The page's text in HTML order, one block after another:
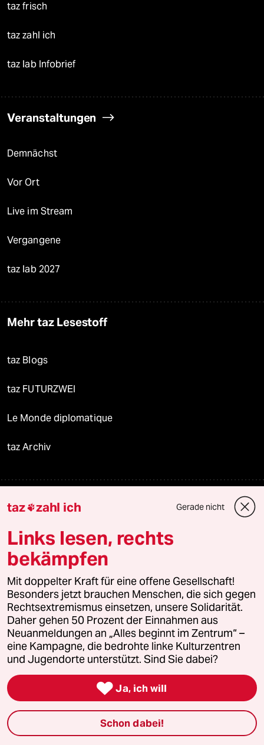
taz frisch
taz zahl ich
taz lab Infobrief
Veranstaltungen
Demnächst
Vor Ort
Live im Stream
Vergangene
taz lab 2027
Mehr taz Lesestoff
taz Blogs
taz FUTURZWEI
Le Monde diplomatique
taz Archiv
Mehr taz Angebote
Reisen
Kantine
Shop
Anzeigen
Fragen & Hilfe
Feedback
taz zahl ich Gerade nicht
Links lesen, rechts
bekämpfen
Mit doppelter Kraft für eine offene Gesellschaft!
Besonders jetzt brauchen Menschen, die sich gegen
Rechtsextremismus einsetzen, unsere Solidarität.
Daher gehen 50 Prozent der Einnahmen aus
Neuanmeldungen an „Alles beginnt im Zentrum“ –
eine Kampagne, die bedrohte linke Kulturzentren
und Jugendorte unterstützt. Sind Sie dabei?
 Ja, ich will
Schon dabei!